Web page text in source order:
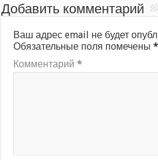
Добавить комментарий
Ваш адрес email не будет
Обязательные поля помечены*
Комментарий*